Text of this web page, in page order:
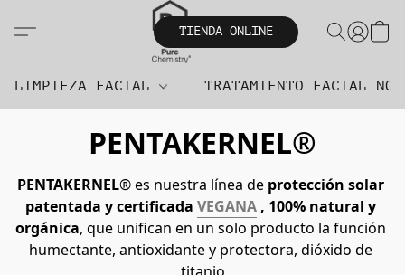
TIENDA ONLINE
LIMPIEZA FACIAL TRATAMIENTO FACIAL
PENTAKERNEL®
PENTAKERNEL® es nuestra línea de protección solar
patentada y certificada VEGANA , 100% natural y
orgánica, que unifican en un solo producto la función
humectante, antioxidante y protectora, dióxido de